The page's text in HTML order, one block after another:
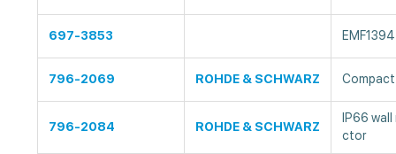
697-3853
796-2069 ROHDE & SCHWARZ
796-2084 ROHDE & SCHWARZ
IP66
ctor